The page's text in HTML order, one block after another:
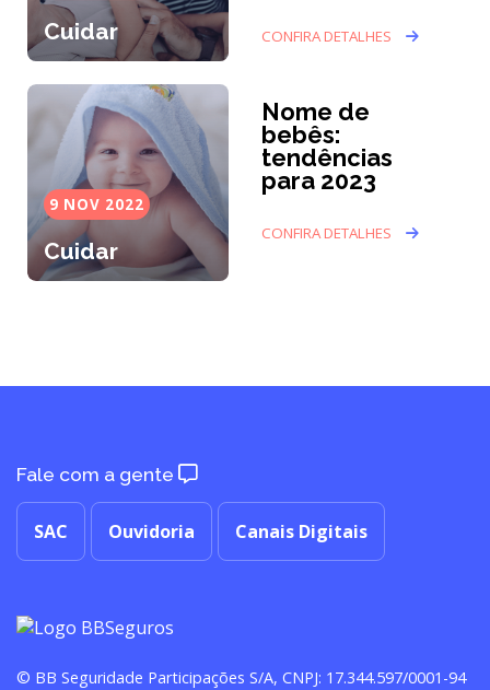
Cuidar CONFIRA DETALHES
9 NOV 2022
Cuidar
Nome de
bebês:
tendências
para 2023
CONFIRA DETALHES
Fale com a gente
SAC Ouvidoria Canais Digitais
© BB Seguridade Participações S/A, CNPJ: 17.344.597/0001-94